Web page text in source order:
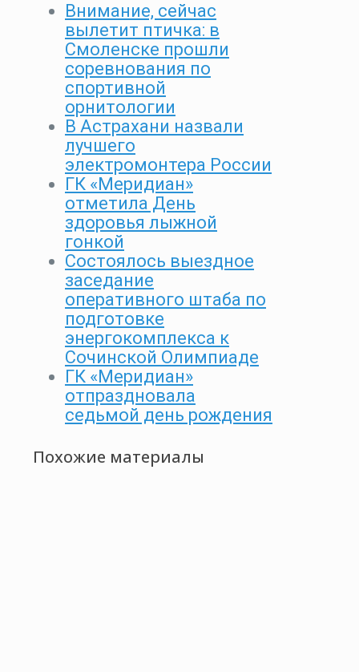
Внимание, сейчас
вылетит птичка: в
Смоленске прошли
соревнования по
спортивной
орнитологии
В Астрахани назвали
лучшего
электромонтера России
ГК «Меридиан»
отметила День
здоровья лыжной
гонкой
Состоялось выездное
заседание
оперативного штаба по
подготовке
энергокомплекса к
Сочинской Олимпиаде
ГК «Меридиан»
отпраздновала
седьмой день рождения
Похожие материалы